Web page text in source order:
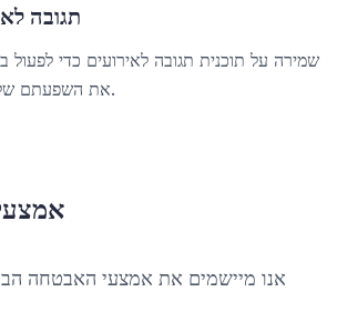
תגובה
שמירה על תוכנית תגובה לאירועים כדי לפעול
את השפעתם של אירועי אבטחה.
אנו מיישמים את אמצעי האבטחה